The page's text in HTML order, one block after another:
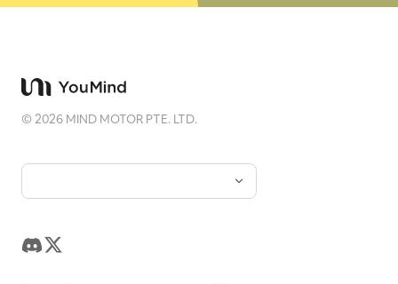
©2026 MIND MOTOR PTE. LTD.